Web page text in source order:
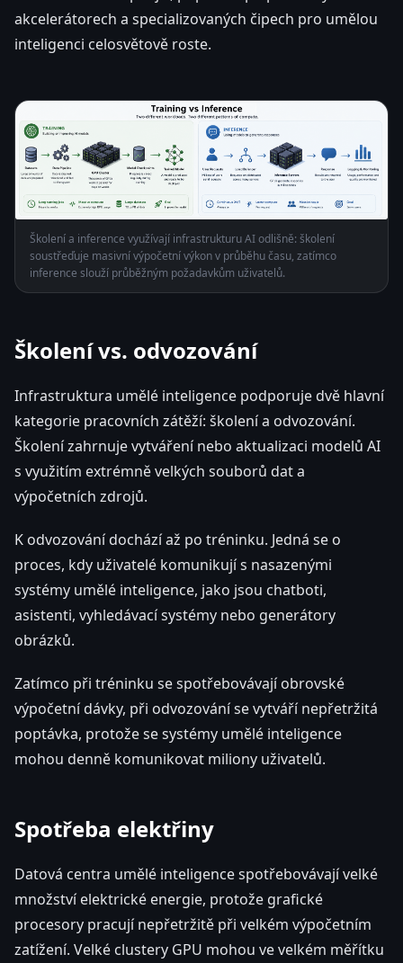
akcelerátorech a specializovaných čipech pro umělou
inteligenci celosvětově roste.
Školení a inference využívají infrastrukturu AI odlišně: školení
soustřeďuje masivní výpočetní výkon v průběhu času, zatímco
inference slouží průběžným požadavkům uživatelů.
Školení vs. odvozování
Infrastruktura umělé inteligence podporuje dvě hlavní
kategorie pracovních zátěží: školení a odvozování.
Školení zahrnuje vytváření nebo aktualizaci modelů AI
s využitím extrémně velkých souborů dat a
výpočetních zdrojů.
K odvozování dochází až po tréninku. Jedná se o
proces, kdy uživatelé komunikují s nasazenými
systémy umělé inteligence, jako jsou chatboti,
asistenti, vyhledávací systémy nebo generátory
obrázků.
Zatímco při tréninku se spotřebovávají obrovské
výpočetní dávky, při odvozování se vytváří nepřetržitá
poptávka, protože se systémy umělé inteligence
mohou denně komunikovat miliony uživatelů.
Spotřeba elektřiny
Datová centra umělé inteligence spotřebovávají velké
množství elektrické energie, protože grafické
procesory pracují nepřetržitě při velkém výpočetním
zatížení. Velké clustery GPU mohou ve velkém měřítku